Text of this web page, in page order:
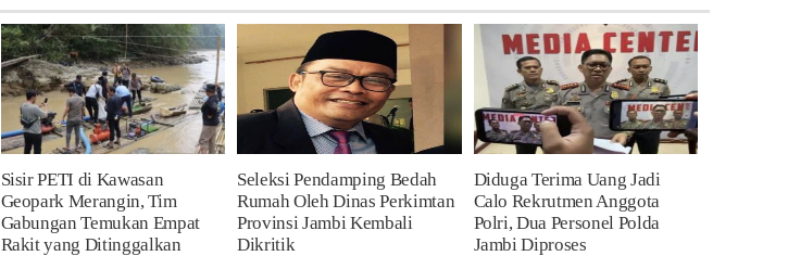
Sisir PETI di Kawasan
Geopark Merangin, Tim
Gabungan Temukan Empat
Rakit yang Ditinggalkan
Seleksi Pendamping Bedah
Rumah Oleh Dinas Perkimtan
Provinsi Jambi Kembali
Dikritik
Diduga Terima Uang Jadi
Calo Rekrutmen Anggota
Polri, Dua Personel Polda
Jambi Diproses